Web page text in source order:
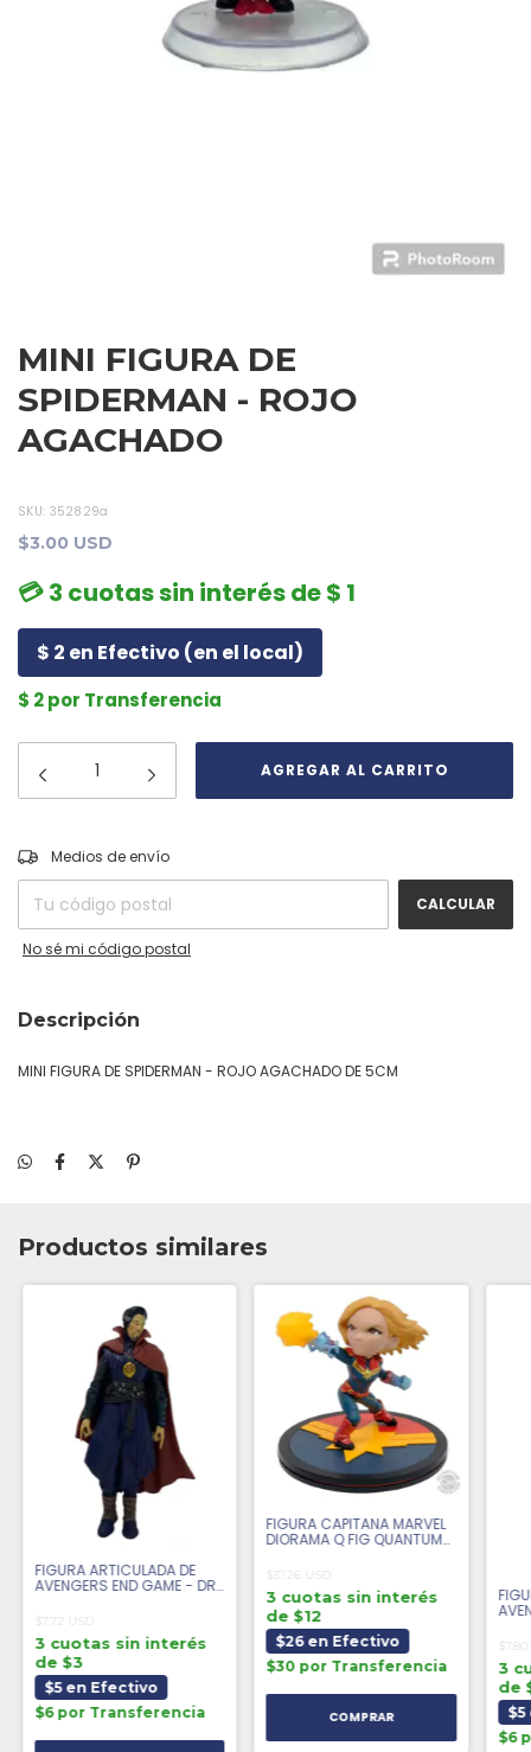
MINI FIGURA DE
SPIDERMAN - ROJO
AGACHADO
SKU: 352829a
$3.00 USD
💳 3 cuotas sin interés de $ 1
$ 2 en Efectivo (en el local)
$ 2 por Transferencia
Entregas para el CP:
Medios de envío
CALCULAR
No sé mi código postal
Descripción
MINI FIGURA DE SPIDERMAN - ROJO AGACHADO DE 5CM
Productos similares
FIGURA ARTICULADA DE
AVENGERS END GAME - DR
$7.72 USD
3 cuotas sin interés
de $3
$5 en Efectivo
$6 por Transferencia
FIGURA CAPITANA MARVEL
DIORAMA Q FIG QUANTUM
$37.26 USD
3 cuotas sin interés
de $12
$26 en Efectivo
$30 por Transferencia
3
de
$6